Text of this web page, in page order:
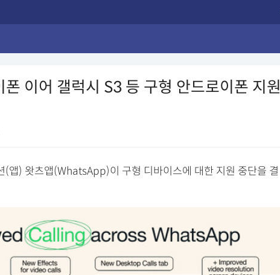
폰 이어 갤럭시 S3 등 구형 안드로이폰 지원
(앱) 왓츠앱(WhatsApp)이 구형 디바이스에 대한 지원 중단을 결